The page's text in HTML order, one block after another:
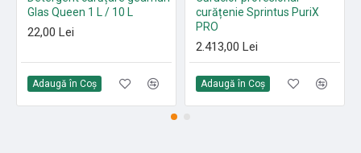
Glas Queen 1 L / 10 L
22,00 Lei
Adaugă în Coş
curățenie Sprintus PuriX
PRO
2.413,00 Lei
Adaugă în Coş